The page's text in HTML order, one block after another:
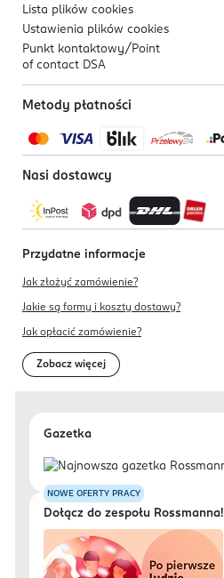
Lista plików cookies
Ustawienia plików cookies
Punkt kontaktowy/ Point
of contact DSA
Metody płatności
Nasi dostawcy
Przydatne informacje
Jak złożyć zamówienie?
Jakie są formy i koszty dostawy?
Jak opłacić zamówienie?
Zobacz więcej
Gazetka
NOWE OFERTY PRACY
Dołącz do zespołu Rossmanna!